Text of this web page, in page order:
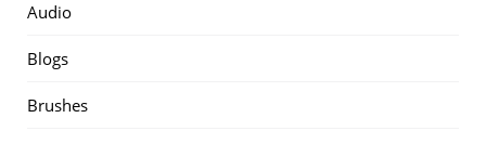
Audio
Blogs
Brushes